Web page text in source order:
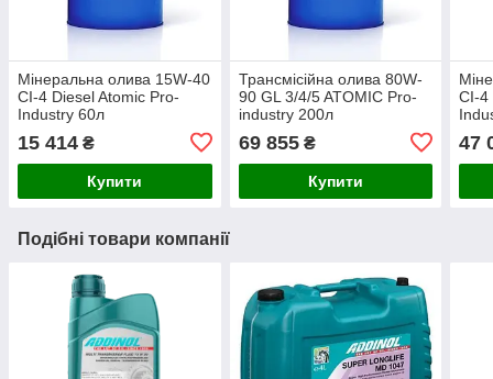
Мінеральна олива 15W-40
CI-4 Diesel Atomic Pro-
Industry 60л
15 414 ₴
Купити
Трансмісійна олива 80W-
90 GL 3/4/5 ATOMIC Pro-
industry 200л
69 855₴
Купити
CI-4
47
Подібні товари компанії